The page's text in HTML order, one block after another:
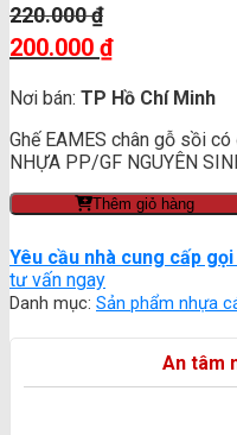
220.000₫
Giá
gốc
là:
220.000 ₫.
200.000 ₫
hiện
là:
200.000 ₫.
Nơi bán: TP Hồ Chí Minh
Ghế EAMES chân gỗ sồi
NHỰA PP/GF NGUYÊN
Thêm giỏ hàng
Yêu cầu nhà cung cấp
tư vấn ngay
Danh mục: Sản phẩm nhựa
An tâm